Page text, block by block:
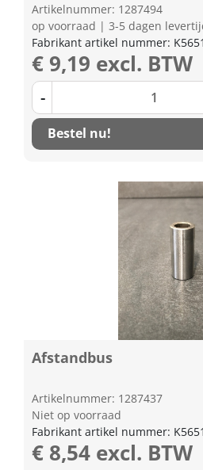
Artikelnummer: 1287494
op voorraad | 3-5 dagen
Fabrikant artikel nummer:
€ 9,19 excl. BTW
-
Bestel nu!
Afstandbus
Artikelnummer: 1287437
Niet op voorraad
Fabrikant artikel nummer:
€ 8,54 excl. BTW